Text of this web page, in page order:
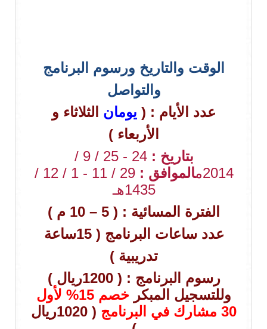
الوقت والتاريخ ورسوم البرنامج
والتواصل
عدد الأيام : ( يومان الثلاثاء و
الأربعاء )
بتاريخ :
24 - 25 / 9 /
2014م الموافق :
29 / 11 - 1 / 12 /
1435هـ
الفترة المسائية : ( 5 – 10 م )
عدد ساعات البرنامج ( 15ساعة
تدريبية )
رسوم البرنامج : ( 1200ريال )
وللتسجيل المبكر
خصم 15% لأول
30 مشارك في البرنامج
( 1020ريال